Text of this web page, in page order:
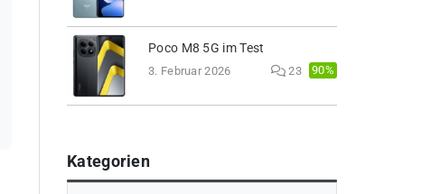
Poco M8 5G im Test
3. Februar 2026 23 90%
Kategorien